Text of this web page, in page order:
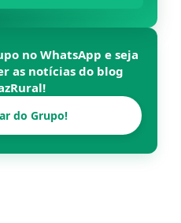
no WhatsApp e seja
as notícias do blog
!
do Grupo!